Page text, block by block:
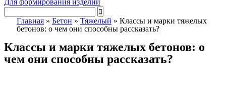
Для формирования изделий
Главная » Бетон » Тяжелый » Классы и марки тяжелых
бетонов: о чем они способны рассказать?
Классы и марки тяжелых бетонов: о
чем они способны рассказать?